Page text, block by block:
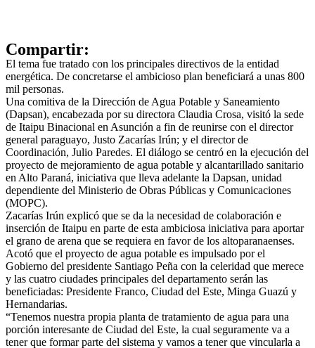
Compartir:
El tema fue tratado con los principales directivos de la entidad
energética. De concretarse el ambicioso plan beneficiará a unas 800
mil personas.
Una comitiva de la Dirección de Agua Potable y Saneamiento
(Dapsan), encabezada por su directora Claudia Crosa, visitó la sede
de Itaipu Binacional en Asunción a fin de reunirse con el director
general paraguayo, Justo Zacarías Irún; y el director de
Coordinación, Julio Paredes. El diálogo se centró en la ejecución del
proyecto de mejoramiento de agua potable y alcantarillado sanitario
en Alto Paraná, iniciativa que lleva adelante la Dapsan, unidad
dependiente del Ministerio de Obras Públicas y Comunicaciones
(MOPC).
Zacarías Irún explicó que se da la necesidad de colaboración e
inserción de Itaipu en parte de esta ambiciosa iniciativa para aportar
el grano de arena que se requiera en favor de los altoparanaenses.
Acotó que el proyecto de agua potable es impulsado por el
Gobierno del presidente Santiago Peña con la celeridad que merece
y las cuatro ciudades principales del departamento serán las
beneficiadas: Presidente Franco, Ciudad del Este, Minga Guazú y
Hernandarias.
“Tenemos nuestra propia planta de tratamiento de agua para una
porción interesante de Ciudad del Este, la cual seguramente va a
tener que formar parte del sistema y vamos a tener que vincularla a